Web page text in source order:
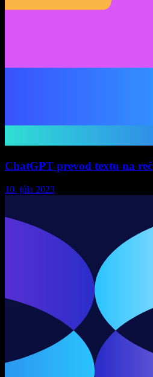
ChatGPT prevod textu na reč
10. júla 2023